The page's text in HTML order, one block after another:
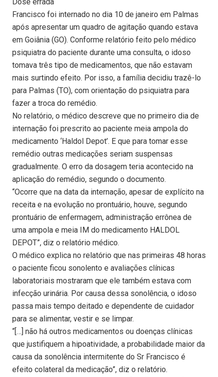
Francisco foi internado no dia 10 de janeiro em Palmas
após apresentar um quadro de agitação quando estava
em Goiânia (GO). Conforme relatório feito pelo médico
psiquiatra do paciente durante uma consulta, o idoso
tomava três tipo de medicamentos, que não estavam
mais surtindo efeito. Por isso, a família decidiu trazê-lo
para Palmas (TO), com orientação do psiquiatra para
fazer a troca do remédio.
No relatório, o médico descreve que no primeiro dia de
internação foi prescrito ao paciente meia ampola do
medicamento ‘Haldol Depot’. E que para tomar esse
remédio outras medicações seriam suspensas
gradualmente. O erro da dosagem teria acontecido na
aplicação do remédio, segundo o documento.
“Ocorre que na data da internação, apesar de explícito na
receita e na evolução no prontuário, houve, segundo
prontuário de enfermagem, administração errônea de
uma ampola e meia IM do medicamento HALDOL
DEPOT”, diz o relatório médico.
O médico explica no relatório que nas primeiras 48 horas
o paciente ficou sonolento e avaliações clínicas
laboratoriais mostraram que ele também estava com
infecção urinária. Por causa dessa sonolência, o idoso
passa mais tempo deitado e dependente de cuidador
para se alimentar, vestir e se limpar.
“[…] não há outros medicamentos ou doenças clínicas
que justifiquem a hipoatividade, a probabilidade maior da
causa da sonolência intermitente do Sr Francisco é
efeito colateral da medicação”, diz o relatório.